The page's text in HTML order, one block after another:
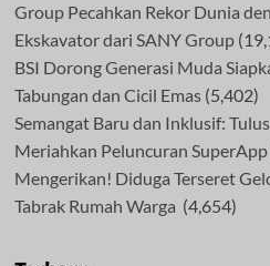
Group Pecahkan Rekor Dunia
Ekskavator dari SANY Group
BSI Dorong Generasi Muda
Tabungan dan Cicil Emas (5,402)
Semangat Baru dan Inklusif:
Meriahkan Peluncuran SuperApp
Mengerikan! Diduga Terseret
Tabrak Rumah Warga (4,654)